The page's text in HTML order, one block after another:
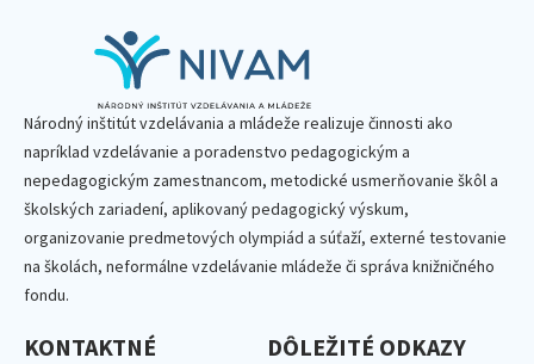
Národný inštitút vzdelávania a mládeže realizuje činnosti ako
napríklad vzdelávanie a poradenstvo pedagogickým a
nepedagogickým zamestnancom, metodické usmerňovanie škôl a
školských zariadení, aplikovaný pedagogický výskum,
organizovanie predmetových olympiád a súťaží, externé testovanie
na školách, neformálne vzdelávanie mládeže či správa knižničného
fondu.
KONTAKTNÉ
DÔLEŽITÉ ODKAZY